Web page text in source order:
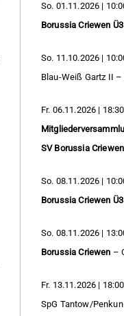
So. 01.11.2026 |
Borussia Criewen
So. 11.10.2026 |
Blau-Weiß Gartz II –
Fr. 06.11.2026 |
SV Borussia
So. 08.11.2026 |
Borussia Criewen
So. 08.11.2026 |
Borussia Criewen –
Fr. 13.11.2026 |
SpG Tantow/